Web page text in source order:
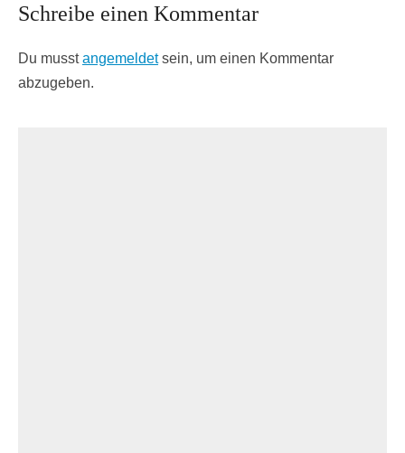
Schreibe einen Kommentar
Du musstangemeldetsein, um einen Kommentar
abzugeben.